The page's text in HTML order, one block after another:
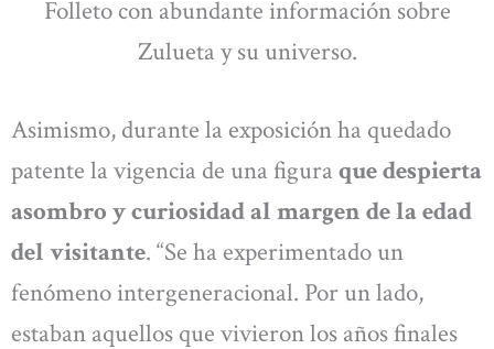
Folleto con abundante información sobre
Zulueta y su universo.
Asimismo, durante la exposición ha quedado
patente la vigencia de una figura que despierta
asombro y curiosidad al margen de la edad
del visitante. “Se ha experimentado un
fenómeno intergeneracional. Por un lado,
estaban aquellos que vivieron los años finales